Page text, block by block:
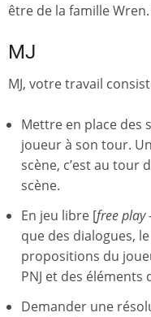
être de la famille
MJ
MJ, votre travail
Mettre en place des
joueur à son tour.
scène, c’est au tour
scène.
En jeu libre [free play
que des dialogues,
propositions du
PNJ et des éléments
Demander une